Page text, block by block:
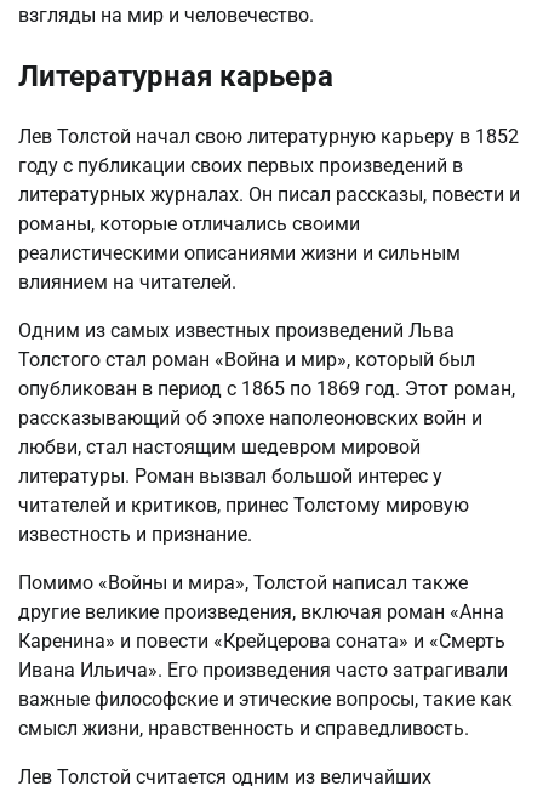
взгляды на мир и человечество.
Литературная карьера
Лев Толстой начал свою литературную карьеру в 1852
году с публикации своих первых произведений в
литературных журналах. Он писал рассказы, повести и
романы, которые отличались своими
реалистическими описаниями жизни и сильным
влиянием на читателей.
Одним из самых известных произведений Льва
Толстого стал роман «Война и мир», который был
опубликован в период с 1865 по 1869 год. Этот роман,
рассказывающий об эпохе наполеоновских войн и
любви, стал настоящим шедевром мировой
литературы. Роман вызвал большой интерес у
читателей и критиков, принес Толстому мировую
известность и признание.
Помимо «Войны и мира», Толстой написал также
другие великие произведения, включая роман «Анна
Каренина» и повести «Крейцерова соната» и «Смерть
Ивана Ильича». Его произведения часто затрагивали
важные философские и этические вопросы, такие как
смысл жизни, нравственность и справедливость.
Лев Толстой считается одним из величайших